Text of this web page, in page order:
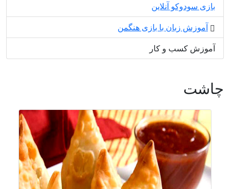
بازی سودوکو آنلاین
آموزش زبان با بازی هنگمن
آموزش کسب و کار
چاشت